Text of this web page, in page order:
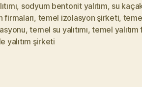
, sodyum bentonit yalıtım, su
firmaları, temel izolasyon şirketi,
,temel su yalıtımı,temel yalıtım
yalıtım şirketi